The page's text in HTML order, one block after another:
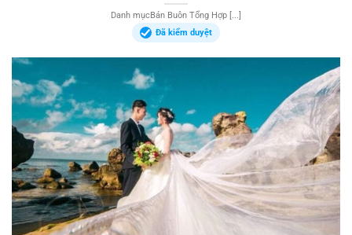
Danh mụcBán Buôn Tổng Hợp [...]
Đã kiểm duyệt